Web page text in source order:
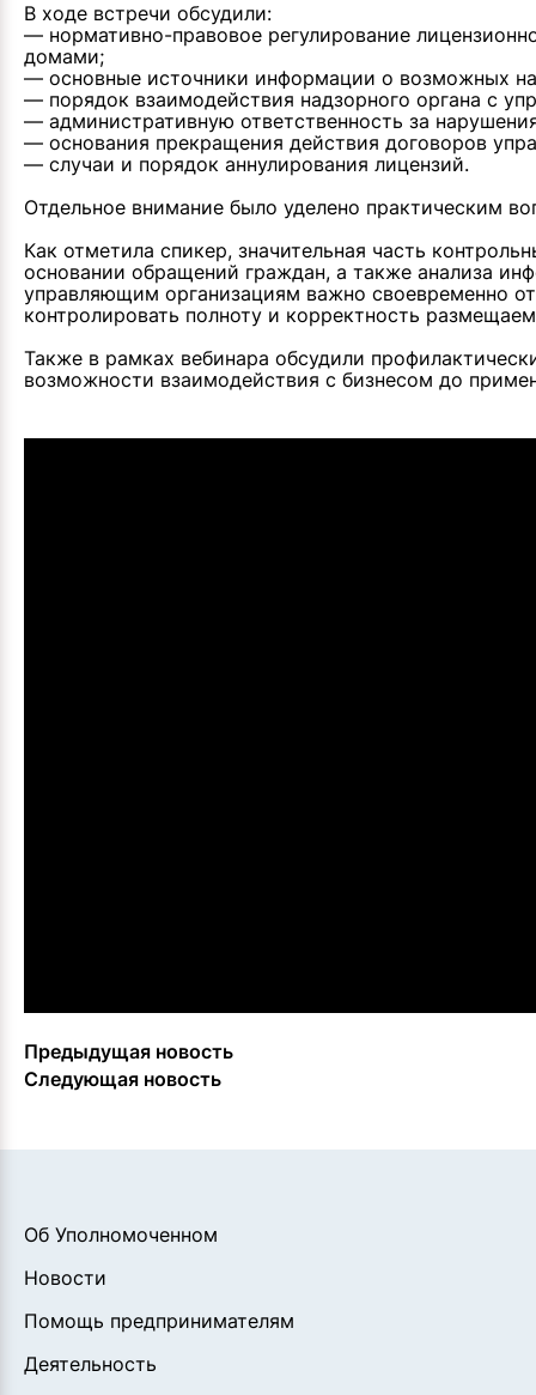
В ходе встречи обсудили:
— нормативно-правовое регулирование
домами;
— основные источники информации о возможных
— порядок взаимодействия надзорного органа с
— административную ответственность за
— основания прекращения действия договоров
— случаи и порядок аннулирования лицензий.
Отдельное внимание было уделено практическим
Как отметила спикер, значительная часть
основании обращений граждан, а также анализа
управляющим организациям важно своевременно
контролировать полноту и корректность
Также в рамках вебинара обсудили
возможности взаимодействия с бизнесом до
Предыдущая новость
Следующая новость
Об Уполномоченном
Новости
Помощь предпринимателям
Деятельность